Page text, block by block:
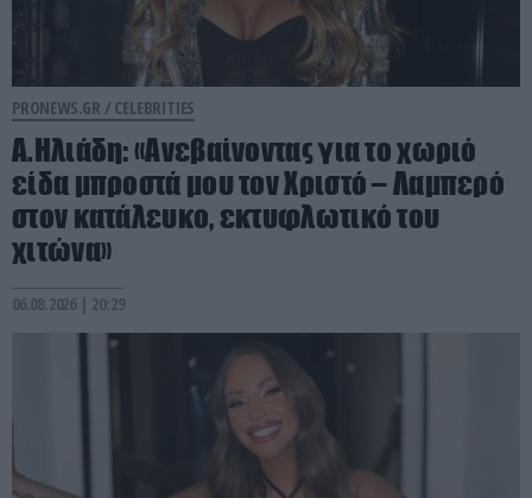
PRONEWS.GR / CELEBRITIES
Α.Ηλιάδη: «Ανεβαίνοντας για το χωριό
είδα μπροστά μου τον Χριστό – Λαμπερό
στον κατάλευκο, εκτυφλωτικό του
χιτώνα»
06.08.2026 | 20:29